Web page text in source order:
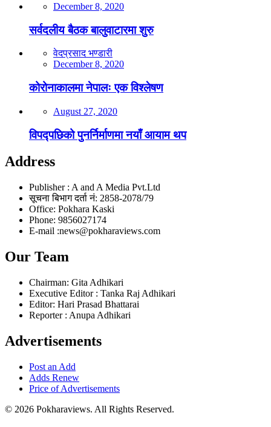
December 8, 2020
सर्वदलीय बैठक बालुवाटारमा शुरु
वेदप्रसाद भण्डारी
December 8, 2020
कोरोनाकालमा नेपालः एक विश्लेषण
August 27, 2020
विपद्पछिको पुनर्निर्माणमा नयाँ आयाम थप
Address
Publisher : A and A Media Pvt.Ltd
सूचना बिभाग दर्ता नं: 2858-2078/79
Office: Pokhara Kaski
Phone: 9856027174
E-mail :news@pokharaviews.com
Our Team
Chairman: Gita Adhikari
Executive Editor : Tanka Raj Adhikari
Editor: Hari Prasad Bhattarai
Reporter : Anupa Adhikari
Advertisements
Post an Add
Adds Renew
Price of Advertisements
© 2026 Pokharaviews. All Rights Reserved.